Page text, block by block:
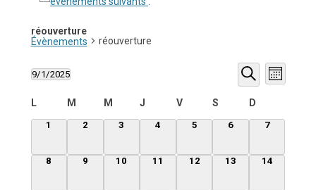
réouverture
Évènements
réouverture
Recherche
et
navigation
vues
Recherche
de
vues
Mois
9/1/2025
date.
Calendrier
Évènements
L M M J V S D
01
0
2
0
3
0
4
0
5
0
6
0
7
0
8
0
9
010
011
012
013
014